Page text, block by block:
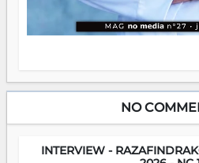
NO
INTERVIEW -